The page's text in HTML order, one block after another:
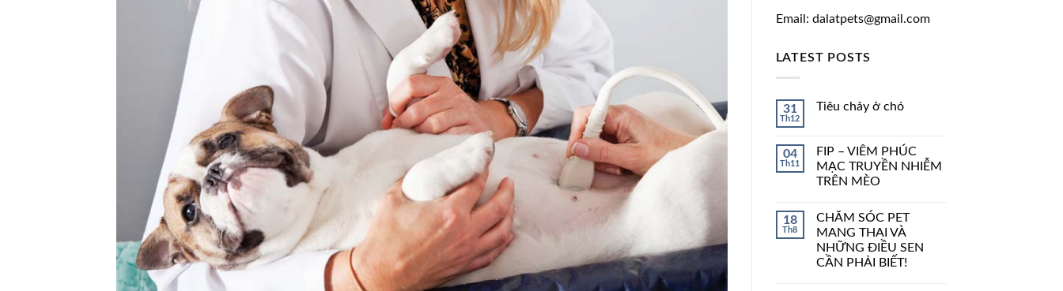
Email: dalatpets@gmail.com
LATEST POSTS
31
Th12
Tiêu chảy ở chó
04
Th11
FIP – VIÊM PHÚC
MẠC TRUYỀN NHIỄM
TRÊN MÈO
18
Th8
CHĂM SÓC PET
MANG THAI VÀ
NHỮNG ĐIỀU SEN
CẦN PHẢI BIẾT!